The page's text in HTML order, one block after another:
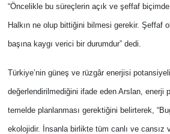
“Öncelikle bu süreçlerin açık ve şeffaf
Halkın ne olup bittiğini bilmesi gerekir. Şeffaf
başına kaygı verici bir durumdur” dedi.
Türkiye’nin güneş ve rüzgâr enerjisi
değerlendirilmediğini ifade eden Arslan, enerji
temelde planlanması gerektiğini belirterek,
ekolojidir. İnsanla birlikte tüm canlı ve cansız